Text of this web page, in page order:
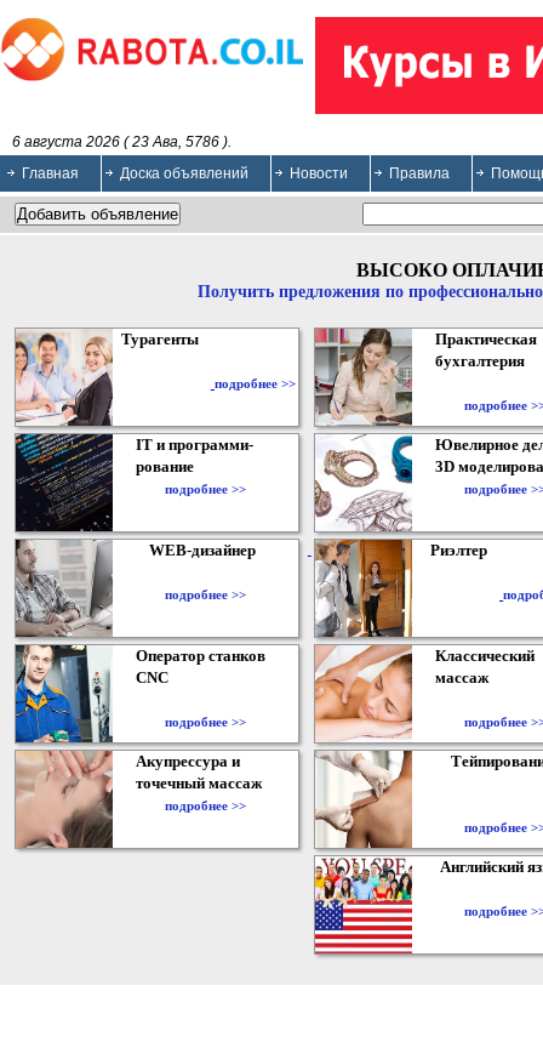
6 августа 2026 ( 23 Ава, 5786 ).
Главная
Доска объявлений Новости Правила
ВЫСОКО
Получить предложения по
Турагенты
подробнее >>
Практическая
бухгалтерия
подробнее
IT и программи-
рование
подробнее >>
Ювелирное
3D
подробнее
WEB-дизайнер
подробнее >>
Риэлтер
Оператор станков
CNC
подробнее >>
Классический
массаж
подробнее
Акупрессура и
точечный массаж
подробнее >>
подробнее
Английский
подробнее